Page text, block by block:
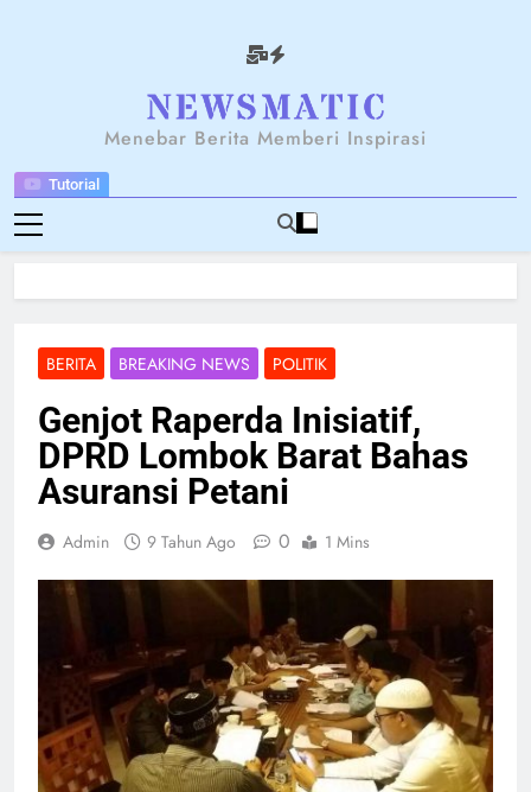
Tutorial
NEWSANTARA
Menebar Berita Memberi Inspirasi
BERITA BREAKING NEWS POLITIK
Genjot Raperda Inisiatif,
DPRD Lombok Barat Bahas
Asuransi Petani
Admin 9 Tahun Ago 0 1 Mins